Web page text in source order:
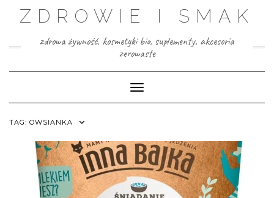
ZDROWIE I SMAK
zdrowa żywność, kosmetyki bio, suplementy, akcesoria
zerowaste
Toggle Navigation
TAG: OWSIANKA